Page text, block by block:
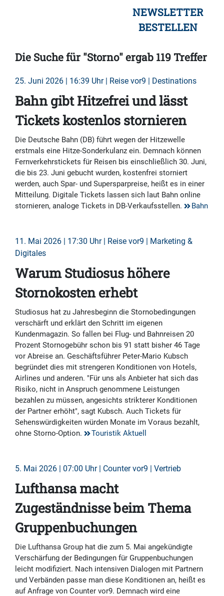
NEWSLETTER
BESTELLEN
Die Suche für "Storno" ergab 119 Treffer
25. Juni 2026 | 16:39 Uhr | Reise vor9 | Destinations
Bahn gibt Hitzefrei und lässt
Tickets kostenlos stornieren
Die Deutsche Bahn (DB) führt wegen der Hitzewelle
erstmals eine Hitze-Sonderkulanz ein. Demnach können
Fernverkehrstickets für Reisen bis einschließlich 30. Juni,
die bis 23. Juni gebucht wurden, kostenfrei storniert
werden, auch Spar- und Supersparpreise, heißt es in einer
Mitteilung. Digitale Tickets lassen sich laut Bahn online
stornieren, analoge Tickets in DB-Verkaufsstellen.
Bahn
11. Mai 2026 | 17:30 Uhr | Reise vor9 | Marketing &
Digitales
Warum Studiosus höhere
Stornokosten erhebt
Studiosus hat zu Jahresbeginn die Stornobedingungen
verschärft und erklärt den Schritt im eigenen
Kundenmagazin. So fallen bei Flug- und Bahnreisen 20
Prozent Stornogebühr schon bis 91 statt bisher 46 Tage
vor Abreise an. Geschäftsführer Peter-Mario Kubsch
begründet dies mit strengeren Konditionen von Hotels,
Airlines und anderen. "Für uns als Anbieter hat sich das
Risiko, nicht in Anspruch genommene Leistungen
bezahlen zu müssen, angesichts strikterer Konditionen
der Partner erhöht", sagt Kubsch. Auch Tickets für
Sehenswürdigkeiten würden Monate im Voraus bezahlt,
ohne Storno-Option.
Touristik Aktuell
5. Mai 2026 | 07:00 Uhr | Counter vor9 | Vertrieb
Lufthansa macht
Zugeständnisse beim Thema
Gruppenbuchungen
Die Lufthansa Group hat die zum 5. Mai angekündigte
Verschärfung der Bedingungen für Gruppenbuchungen
leicht modifiziert. Nach intensiven Dialogen mit Partnern
und Verbänden passe man diese Konditionen an, heißt es
auf Anfrage von Counter vor9. Demnach wird eine